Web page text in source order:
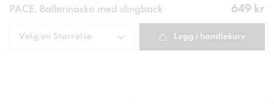
PACE, Ballerinasko med slingback Pris:
649 kr
Velg en Størrelse Legg i handlekurv